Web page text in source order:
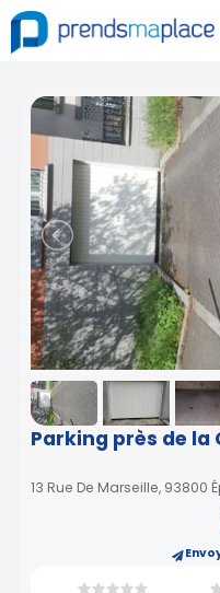
Parking près de la
13 Rue De Marseille, 93800